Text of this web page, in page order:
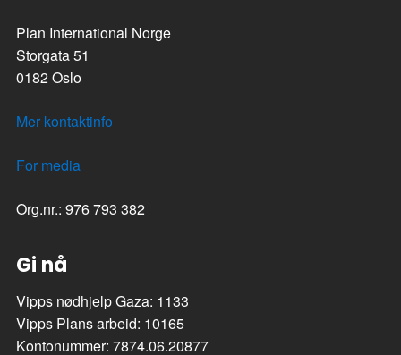
Plan International Norge
Storgata 51
0182 Oslo
Mer kontaktinfo
For media
Org.nr.: 976 793 382
Gi nå
Vipps nødhjelp Gaza: 1133
Vipps Plans arbeid: 10165
Kontonummer: 7874.06.20877